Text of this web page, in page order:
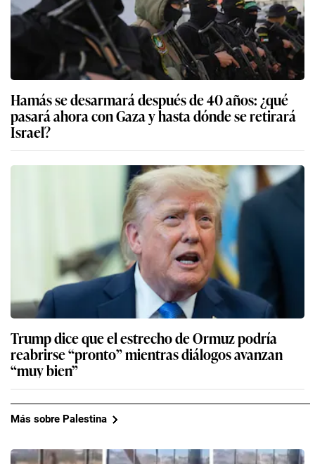
Hamás se desarmará después de 40 años: ¿qué
pasará ahora con Gaza y hasta dónde se retirará
Israel?
Trump dice que el estrecho de Ormuz podría
reabrirse “pronto” mientras diálogos avanzan
“muy bien”
Más sobre Palestina